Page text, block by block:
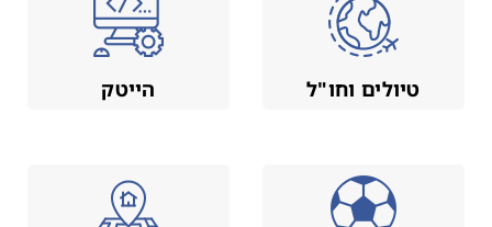
הייטק טיולים וחו"ל